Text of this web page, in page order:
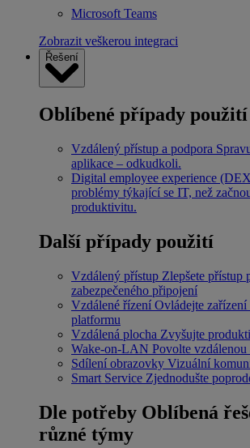
Microsoft Teams
Zobrazit veškerou integraci
Řešení
Oblíbené případy použití
Vzdálený přístup a podpora
aplikace – odkudkoli.
Digital employee experience
problémy týkající se IT, než
produktivitu.
Další případy použití
Vzdálený přístup Zlepšete přístup
zabezpečeného připojení
Vzdálené řízení Ovládejte zařízení
platformu
Vzdálená plocha Zvyšujte
Wake-on-LAN Povolte
Sdílení obrazovky Vizuální
Smart Service Zjednodušte
Dle potřeby Oblíbená
různé týmy